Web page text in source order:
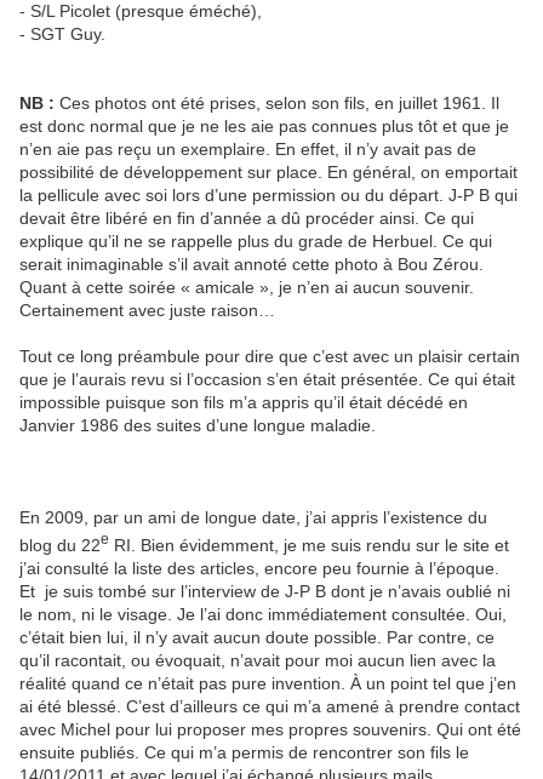
- S/L Picolet (presque éméché),
- SGT Guy.
NB : Ces photos ont été prises, selon son fils, en juillet 1961. Il
est donc normal que je ne les aie pas connues plus tôt et que je
n’en aie pas reçu un exemplaire. En effet, il n’y avait pas de
possibilité de développement sur place. En général, on emportait
la pellicule avec soi lors d’une permission ou du départ. J-P B qui
devait être libéré en fin d’année a dû procéder ainsi. Ce qui
explique qu’il ne se rappelle plus du grade de Herbuel. Ce qui
serait inimaginable s’il avait annoté cette photo à Bou Zérou.
Quant à cette soirée « amicale », je n’en ai aucun souvenir.
Certainement avec juste raison…
Tout ce long préambule pour dire que c’est avec un plaisir certain
que je l’aurais revu si l’occasion s’en était présentée. Ce qui était
impossible puisque son fils m’a appris qu’il était décédé en
Janvier 1986 des suites d’une longue maladie.
En 2009, par un ami de longue date, j’ai appris l’existence du
blog du 22e RI. Bien évidemment, je me suis rendu sur le site et
j’ai consulté la liste des articles, encore peu fournie à l’époque.
Et je suis tombé sur l’interview de J-P B dont je n’avais oublié ni
le nom, ni le visage. Je l’ai donc immédiatement consultée. Oui,
c’était bien lui, il n’y avait aucun doute possible. Par contre, ce
qu’il racontait, ou évoquait, n’avait pour moi aucun lien avec la
réalité quand ce n’était pas pure invention. À un point tel que j’en
ai été blessé. C’est d’ailleurs ce qui m’a amené à prendre contact
avec Michel pour lui proposer mes propres souvenirs. Qui ont été
ensuite publiés. Ce qui m’a permis de rencontrer son fils le